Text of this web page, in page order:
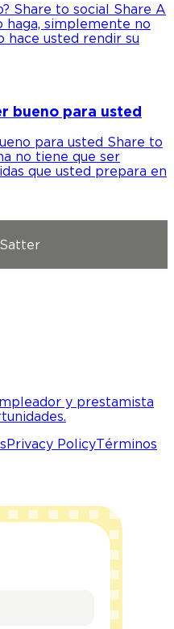
Share to social Share A
haga, simplemente no
hace usted rendir su
bueno para usted
para usted Share to
no tiene que ser
que usted prepara en
y prestamista
Privacy PolicyTérminos